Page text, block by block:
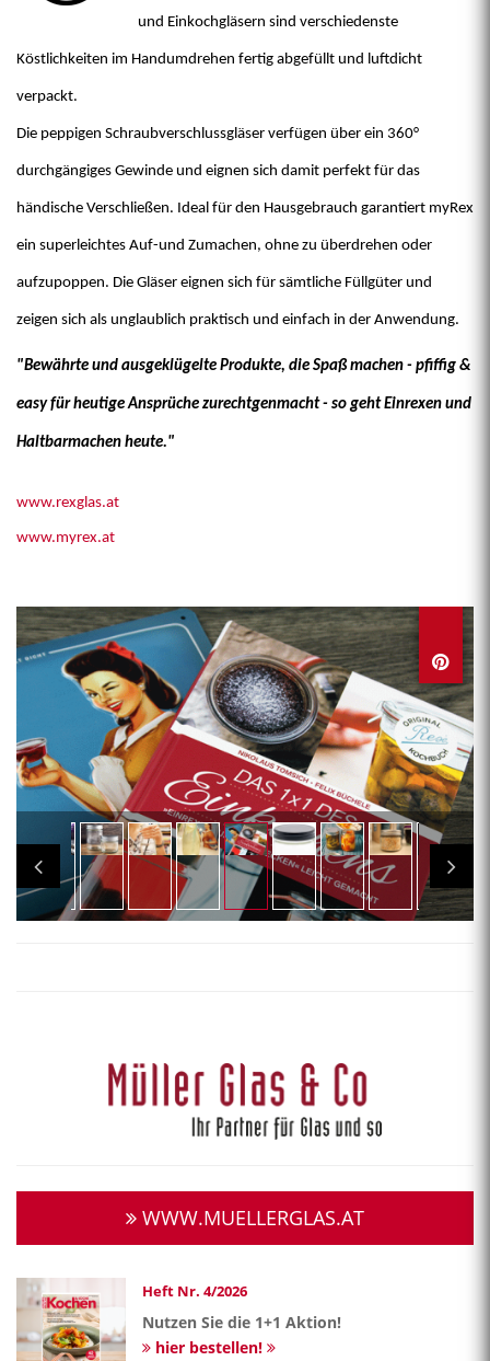
und Einkochgläsern sind verschiedenste
Köstlichkeiten im Handumdrehen fertig abgefüllt und luftdicht
verpackt.
Die peppigen Schraubverschlussgläser verfügen über ein 360°
durchgängiges Gewinde und eignen sich damit perfekt für das
händische Verschließen. Ideal für den Hausgebrauch garantiert myRex
ein superleichtes Auf-und Zumachen, ohne zu überdrehen oder
aufzupoppen. Die Gläser eignen sich für sämtliche Füllgüter und
zeigen sich als unglaublich praktisch und einfach in der Anwendung.
"Bewährte und ausgeklügelte Produkte, die Spaß machen - pfiffig &
easy für heutige Ansprüche zurechtgenmacht - so geht Einrexen und
Haltbarmachen heute."
www.rexglas.at
www.myrex.at
WWW.MUELLERGLAS.AT
Heft Nr. 4/2026
Nutzen Sie die 1+1 Aktion!
hier bestellen!